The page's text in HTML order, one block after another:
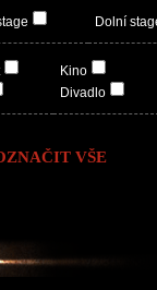
Dolní
Kino
Divadlo
VŠE